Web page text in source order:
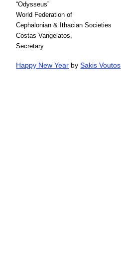
“Odysseus”
World Federation of
Cephalonian & Ithacian Societies
Costas Vangelatos,
Secretary
Happy New Year bySakis Voutos